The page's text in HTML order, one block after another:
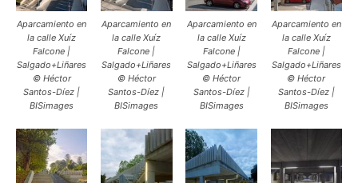
Aparcamiento en
la calle Xuíz
Falcone |
Salgado+Liñares
© Héctor
Santos-Díez |
BISimages
Aparcamiento en
la calle Xuíz
Falcone |
Salgado+Liñares
© Héctor
Santos-Díez |
BISimages
Aparcamiento en
la calle Xuíz
Falcone |
Salgado+Liñares
© Héctor
Santos-Díez |
BISimages
Aparcamiento en
la calle Xuíz
Falcone |
Salgado+Liñares
© Héctor
Santos-Díez |
BISimages